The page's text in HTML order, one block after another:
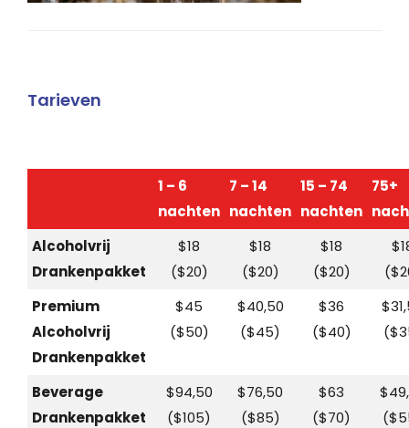
Tarieven
1 – 6
nachten
7 – 14
nachten
15 – 74
nachten
75+
Alcoholvrij
Drankenpakket
$18
($20)
$18
($20)
$18
($20)
Premium
Alcoholvrij
Drankenpakket
$45
($50)
$40,50
($45)
$36
($40)
Beverage
Drankenpakket
$94,50
($105)
$76,50
($85)
$63
($70)